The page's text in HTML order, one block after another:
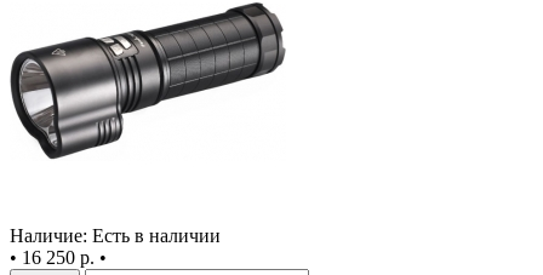
Наличие: Есть в наличии
• 16 250 р. •